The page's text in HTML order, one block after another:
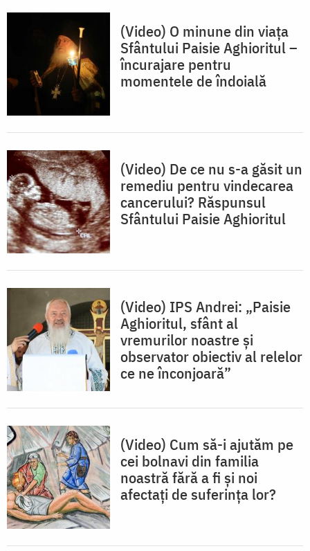
(Video) O minune din viața
Sfântului Paisie Aghioritul –
încurajare pentru
momentele de îndoială
(Video) De ce nu s-a găsit un
remediu pentru vindecarea
cancerului? Răspunsul
Sfântului Paisie Aghioritul
(Video) IPS Andrei: „Paisie
Aghioritul, sfânt al
vremurilor noastre și
observator obiectiv al relelor
ce ne înconjoară”
(Video) Cum să-i ajutăm pe
cei bolnavi din familia
noastră fără a fi și noi
afectați de suferința lor?